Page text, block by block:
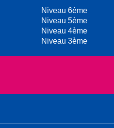
Niveau 6ème
Niveau 5ème
Niveau 4ème
Niveau 3ème